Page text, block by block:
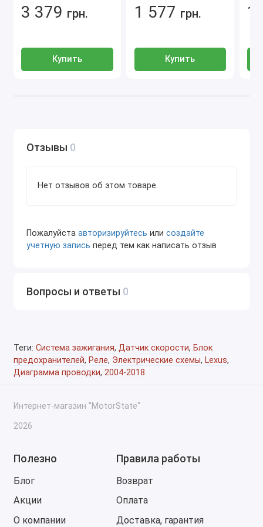
Lexus RX (RX330, RX350, RX400h, RX450h)
Lexus GX (GX470, GX460)
Lexus RC, RC F
Lexus LC (частично в 2018)
зависимости от комплекта)
Применение
Поиске и устранении проблем в
мультимедиа, датчики, свет)
Переподключении блоков управления, жгутов и
Поиске короткого замыкания, обрывов и плохих
техники после ДТП
Преимущества комплекта
Официальная структура и точность схем
3 379 грн.
Купить
программирование
1 577 грн.
Купить
Отзывы 0
Нет отзывов об этом товаре.
Пожалуйста авторизируйтесь или создайте
учетную запись перед тем как написать отзыв
Вопросы и ответы 0
Теги: Система зажигания, Датчик скорости, Блок
предохранителей, Реле, Электрические схемы, Lexus,
Диаграмма проводки, 2004-2018.
Интернет-магазин "MotorState"
2026
Полезно
Блог
Акции
О компании
Правила работы
Возврат
Оплата
Доставка, гарантия